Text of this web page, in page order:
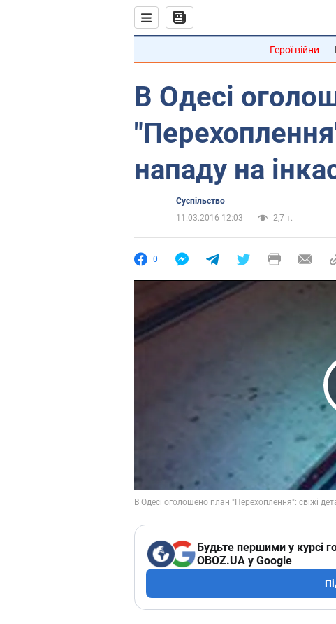
Герої війни
В Одесі
нападу на
Суспільство
11.03.2016 12:03
2,7 т.
0
Будьте першими у курсі
OBOZ.UA у Google